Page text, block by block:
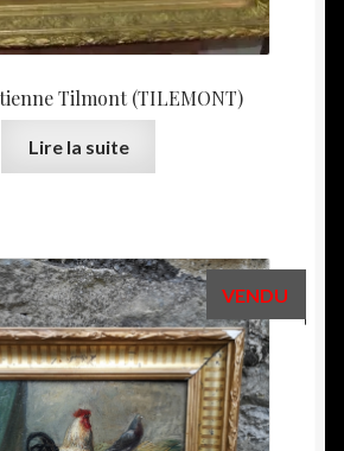
Tilmont (TILEMONT)
Lire la suite
VENDU